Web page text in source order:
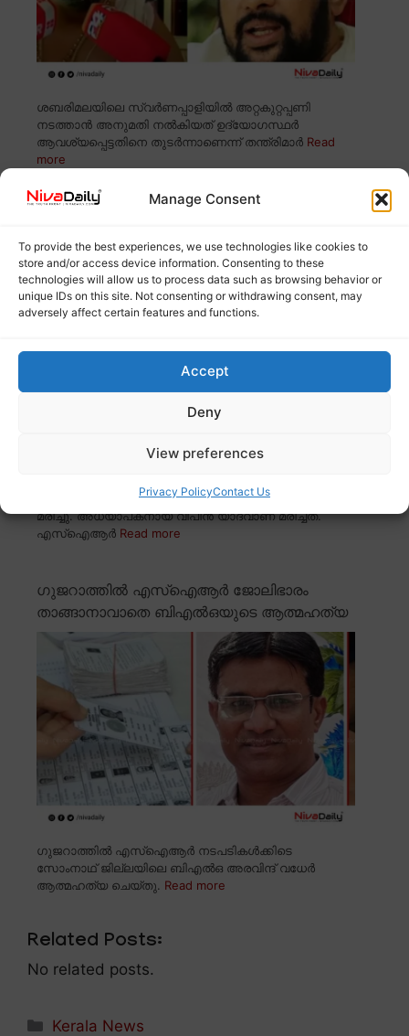
Manage Consent
To provide the best experiences, we use technologies like cookies to
store and/or access device information. Consenting to these
technologies will allow us to process data such as browsing behavior or
unique IDs on this site. Not consenting or withdrawing consent, may
adversely affect certain features and functions.
Accept
Deny
View preferences
Privacy PolicyContact Us
ശബരിമലയിലെ സ്വർണപ്പാളിയിൽ അറ്റകുറ്റപ്പണി
നടത്താൻ അനുമതി നൽകിയത് ഉദ്യോഗസ്ഥർ
ആവശ്യപ്പെട്ടതിനെ തുടർന്നാണെന്ന് തന്ത്രിമാർ Read
more
തിരഞ്ഞെടുപ്പ് ഓഫീസർ
ഉത്തർപ്രദേശിൽ ആത്മഹത്യക്ക് ശ്രമിച്ച ബിഎൽഒ
മരിച്ചു. അധ്യാപകനായ വിപിൻ യാദവാണ് മരിച്ചത്.
എസ്ഐആർ Read more
ഗുജറാത്തിൽ എസ്ഐആർ ജോലിഭാരം
താങ്ങാനാവാതെ ബിഎൽഒയുടെ ആത്മഹത്യ
ഗുജറാത്തിൽ എസ്ഐആർ നടപടികൾക്കിടെ
സോംനാഥ് ജില്ലയിലെ ബിഎൽഒ അരവിന്ദ് വധേർ
ആത്മഹത്യ ചെയ്തു. Read more
Related Posts:
No related posts.
Categories
Kerala News